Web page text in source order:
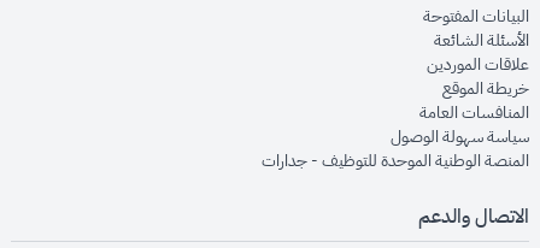
البيانات المفتوحةopens in new window
الأسئلة الشائعةopens in new window
علاقات الموردينopens in new window
خريطة الموقعopens in new window
المنافسات العامةopens in new window
سياسة سهولة الوصولopens in new window
المنصة الوطنية الموحدة للتوظيف - جداراتopens in new window
الاتصال والدعم